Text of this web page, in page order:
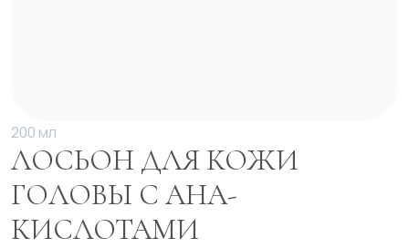
200 мл
ЛОСЬОН ДЛЯ КОЖИ
ГОЛОВЫ С АНА-
КИСЛОТАМИ